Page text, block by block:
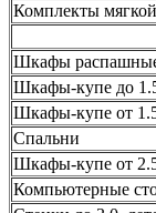
Комплекты
Шкафы
Шкафы-купе до
Шкафы-купе от
Спальни
Шкафы-купе от
Компьютерные